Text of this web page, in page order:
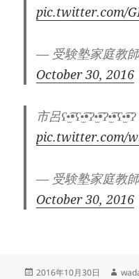
pic.twitter.com/
— 受験塾家庭教
October 30, 2016
市呂ʕ•̫͡•ʕ•̫͡•ʔ•̫͡•ʔ•̫͡•ʕ•̫͡•ʔ
pic.twitter.com/
— 受験塾家庭教
October 30, 2016
投
2016年10月30日
作